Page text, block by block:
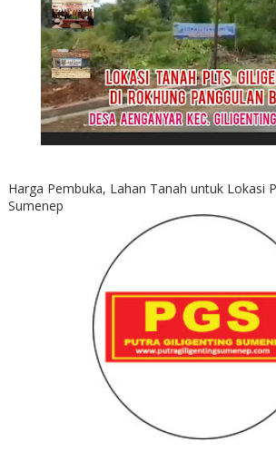
Harga Pembuka, Lahan Tanah untuk Lokasi
Sumenep